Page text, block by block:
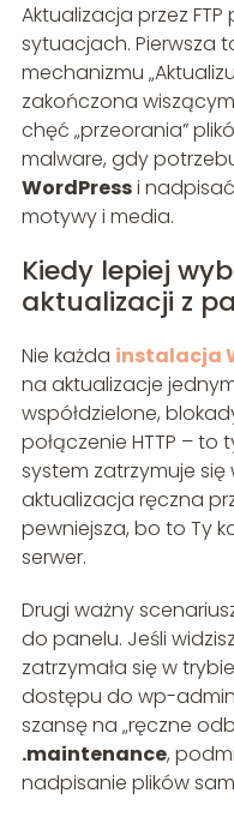
Aktualizacja przez
sytuacjach. Pierwsza
mechanizmu
zakończona
chęć „przeorania”
malware, gdy
WordPressi
motywy i media.
Kiedy lepiej
aktualizacji z
Nie każda instalacja
na aktualizacje
współdzielone,
połączenie HTTP –
system zatrzymuje
aktualizacja ręczna
pewniejsza, bo to Ty
serwer.
Drugi ważny
do panelu. Jeśli
zatrzymała się w
dostępu do wp-
szansę na „ręczne
.maintenance,
nadpisanie plików